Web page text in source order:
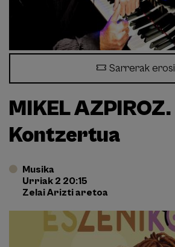
Sarrerak erosi
MIKEL AZPIROZ.
Kontzertua
Musika
Urriak 2 20:15
Zelai Arizti aretoa